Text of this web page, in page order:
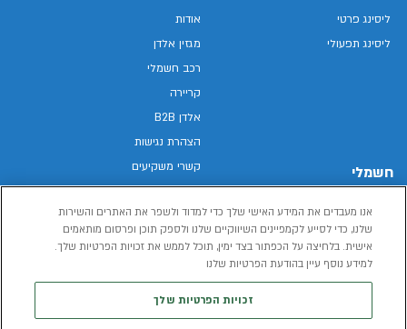
ליסינג פרטי
ליסינג תפעולי
חשמלי
רכב חשמלי
הכל על רכב חשמלי
אודות
מגזין אלדן
רכב חשמלי
קריירה
אלדן B2B
הצהרת נגישות
קשרי משקיעים
מפת האתר
מדיניות פרטיות
תנאי שימוש
אנו מעבדים את המידע האישי שלך כדי למדוד ולשפר את האתרים והשירות
שלנו, כדי לסייע לקמפיינים השיווקיים שלנו ולספק תוכן ופרסום מותאמים
אישית. בלחיצה על הכפתור בצד ימין, תוכל לממש את זכויות הפרטיות שלך.
למידע נוסף עיין בהודעת הפרטיות שלנו
זכויות הפרטיות שלך